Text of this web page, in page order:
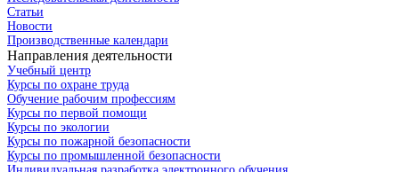
Статьи
Новости
Производственные календари
Направления деятельности
Учебный центр
Курсы по охране труда
Обучение рабочим профессиям
Курсы по первой помощи
Курсы по экологии
Курсы по пожарной безопасности
Курсы по промышленной безопасности